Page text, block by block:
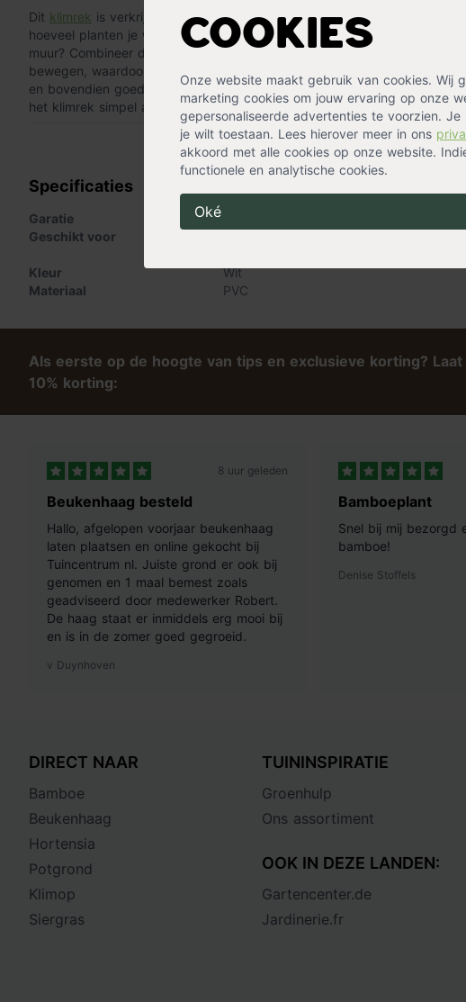
Cookies
Onze website maakt gebruik van cookies. Wij
marketing cookies om jouw ervaring op onze
gepersonaliseerde advertenties te voorzien.
je wilt toestaan. Lees hierover meer in ons
akkoord met alle cookies op onze website.
functionele en analytische cookies.
Oké
« Lees minder
Dit klimrek is verkrijgbaar in verschillende afmetingen. Kies het juiste
hoeveel planten je wilt plaatsen en hoe groot de betreffende muur is.
muur? Combineer dan meerdere klimrekken naast elkaar. Het klimrek is
bewegen, waardoor
en bovendien goed weerbestendig. Met hetmeegeleverde
het klimrek simpel aan de muur.
Specificaties
Garatie
Geschikt voor
Kleur
Wit
Materiaal
PVC
Als eerste op de hoogte van tips en exclusieve korting?
10% korting:
8 uur geleden
Beukenhaag besteld
Hallo, afgelopen voorjaar beukenhaag
laten plaatsen en online gekocht bij
Tuincentrum nl. Juiste grond er ook bij
genomen en 1 maal bemest zoals
geadviseerd door medewerker Robert.
De haag staat er inmiddels erg mooi bij
en is in de zomer goed gegroeid.
v Duynhoven
Bamboeplant
Snel bij mij bezorgd
bamboe!
Denise Stoffels
DIRECT NAAR
Bamboe
Beukenhaag
Hortensia
Potgrond
Klimop
Siergras
TUININSPIRATIE
Groenhulp
Ons assortiment
OOK IN DEZE LANDEN:
Gartencenter.de
Jardinerie.fr